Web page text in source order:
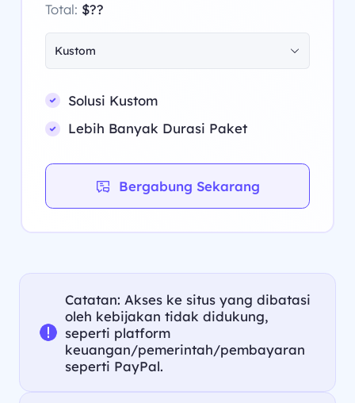
Total: $??
Kustom
Solusi Kustom
Lebih Banyak Durasi Paket
Bergabung Sekarang
Catatan: Akses ke situs yang dibatasi
oleh kebijakan tidak didukung,
seperti platform
keuangan/pemerintah/pembayaran
seperti PayPal.